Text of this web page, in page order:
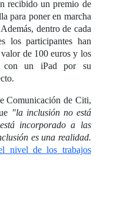
recibido un premio de
para poner en marcha
dentro de cada
los participantes han
de 100 euros y los
con un iPad por su
Comunicación de Citi,
"la inclusión no está
incorporado a las
es una realidad.
nivel de los trabajos